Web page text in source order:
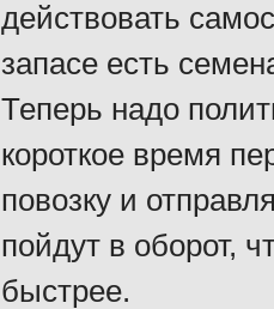
действовать
запасе есть
Теперь надо
короткое время
повозку и
пойдут в оборот,
быстрее.